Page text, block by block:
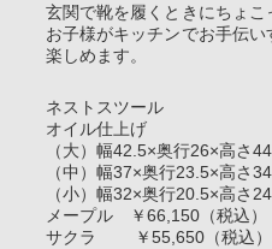
玄関で靴を履くときにちょ
お子様がキッチンでお手伝
楽しめます。
ネストスツール
オイル仕上げ
（大）幅42.5×奥行26×高さ
（中）幅37×奥行23.5×高さ
（小）幅32×奥行20.5×高さ
メープル ￥66,150（税込
サクラ ￥55,650（税込